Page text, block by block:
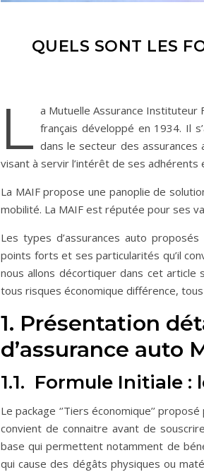
QUELS SONT LES
L a Mutuelle Assurance Instituteur
français développé en 1934. Il
dans le secteur des
visant à servir l’intérêt de ses
La MAIF propose une panoplie de
mobilité. La MAIF est réputée pour ses
Les types d’assurances auto
points forts et ses particularités qu’il
nous allons décortiquer dans cet article
tous risques économique différence,
1. Présentation
d’assurance auto
1.1. Formule Initiale
Le package ‘’Tiers économique’’
convient de connaitre avant de
base qui permettent notamment de
qui cause des dégâts physiques ou